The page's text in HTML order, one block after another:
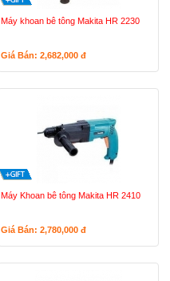
Máy khoan bê tông Makita HR 2230
Giá Bán: 2,682,000 đ
Máy Khoan bê tông Makita HR 2410
Giá Bán: 2,780,000 đ